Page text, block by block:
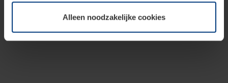
wijzigen of herroepen.Alleen noodzakelijke cookies